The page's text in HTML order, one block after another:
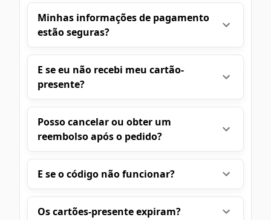
Minhas informações de pagamento
estão seguras?
E se eu não recebi meu cartão-
presente?
Posso cancelar ou obter um
reembolso após o pedido?
E se o código não funcionar?
Os cartões-presente expiram?